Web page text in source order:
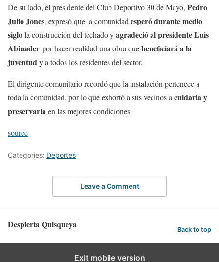
De su lado, el presidente del Club Deportivo 30 de Mayo, Pedro
Julio Jones, expresó que la comunidadesperó durante medio
siglola construcción del techado yagradeció al presidente Luis
Abinader por hacer realidad una obra quebeneficiará a la
juventudy a todos los residentes del sector.
El dirigente comunitario recordó que la instalación pertenece a
toda la comunidad, por lo que exhortó a sus vecinos acuidarla y
preservarlaen las mejores condiciones.
source
Categories: Deportes
Leave a Comment
Despierta Quisqueya Back to top
Exit mobile version